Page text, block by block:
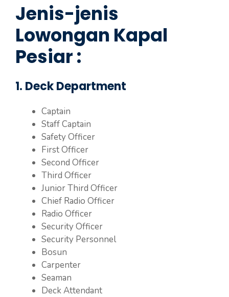
Jenis-jenis
Lowongan Kapal
Pesiar :
1. Deck Department
Captain
Staff Captain
Safety Officer
First Officer
Second Officer
Third Officer
Junior Third Officer
Chief Radio Officer
Radio Officer
Security Officer
Security Personnel
Bosun
Carpenter
Seaman
Deck Attendant